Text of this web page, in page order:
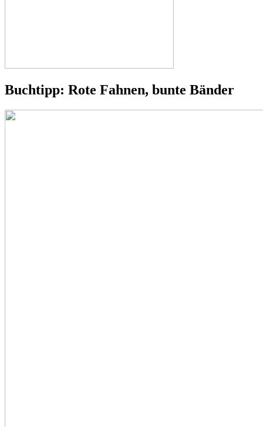
Buchtipp: Rote Fahnen, bunte Bänder